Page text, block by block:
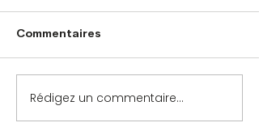
Commentaires
Rédigez un commentaire...